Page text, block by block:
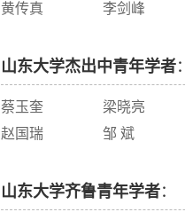
黄传真 李剑峰
山东大学杰出中青年学者
蔡玉奎 梁晓亮
赵国瑞
邹 斌
山东大学齐鲁青年学者：